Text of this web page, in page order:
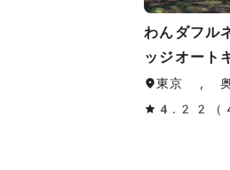
わんダフル
ッジオート
東京 , 奥
4.22（